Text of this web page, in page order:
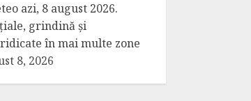
azi, 8 august 2026.
grindină și
în mai multe zone
8, 2026